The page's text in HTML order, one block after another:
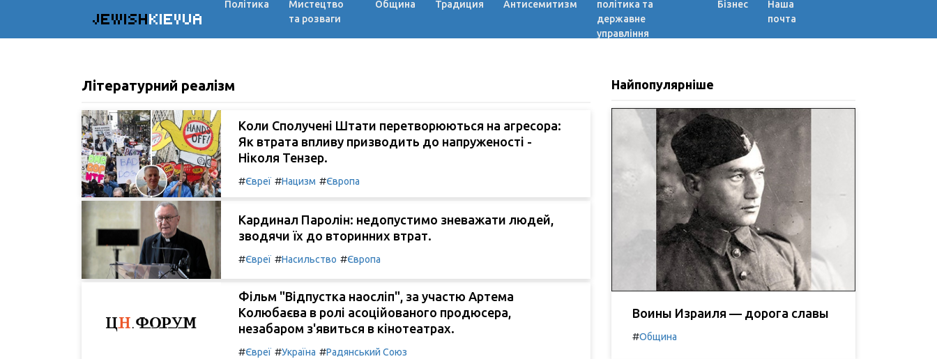
JEWISHKIEVUA
Політика
Мистецтво
та розваги
Община Традиция Антисемитизм
політика та
державне
управління
Бізнес
Наша
почта
Літературний реалізм
Коли Сполучені Штати перетворюються на агресора:
Як втрата впливу призводить до напруженості -
Ніколя Тензер.
#Євреї #Нацизм #Європа
Кардинал Паролін: недопустимо зневажати людей,
зводячи їх до вторинних втрат.
#Євреї #Насильство #Європа
Фільм "Відпустка наосліп", за участю Артема
Колюбаєва в ролі асоційованого продюсера,
незабаром з'явиться в кінотеатрах.
#Євреї #Україна #Радянський Союз
Найпопулярніше
Воины Израиля — дорога славы
#Община